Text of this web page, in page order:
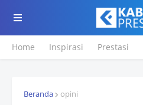
Home Inspirasi Prestasi
Beranda opini